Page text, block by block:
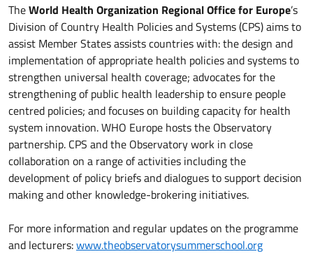
TheWorld Health Organization Regional Office for Europe’s
Division of Country Health Policies and Systems (CPS) aims to
assist Member States assists countries with: the design and
implementation of appropriate health policies and systems to
strengthen universal health coverage; advocates for the
strengthening of public health leadership to ensure people
centred policies; and focuses on building capacity for health
system innovation. WHO Europe hosts the Observatory
partnership. CPS and the Observatory work in close
collaboration on a range of activities including the
development of policy briefs and dialogues to support decision
making and other knowledge-brokering initiatives.
For more information and regular updates on the programme
and lecturers:www.theobservatorysummerschool.org